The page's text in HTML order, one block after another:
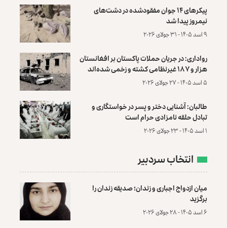
پیکرهای ۱۴ جوان مفقودشده در دشت‌های
نیمروز پیدا شد
۹ اسد ۱۴۰۵ - ۳۱ جولای ۲۰۲۶
رواداری: در جریان حملات پاکستان بر افغانستان
هزار و ۱۸۷ غیرنظامی کشته و زخمی شده‌اند
۵ اسد ۱۴۰۵ - ۲۷ جولای ۲۰۲۶
طالبان: آشنایی دختر و پسر در خواستگاری و
تبادل حلقه نامزادی حرام است
۱ اسد ۱۴۰۵ - ۲۳ جولای ۲۰۲۶
انتخاب سردبیر
میان ازدواج اجباری و زندان؛ صدیقه زندان را
برگزید
۶ اسد ۱۴۰۵ - ۲۸ جولای ۲۰۲۶